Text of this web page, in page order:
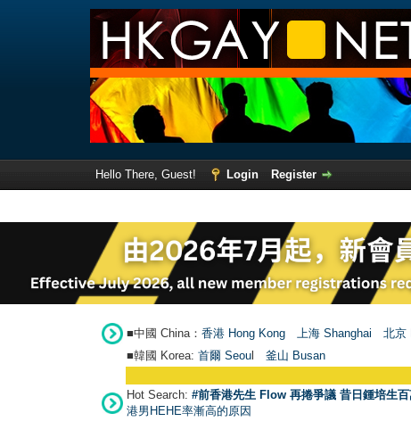
Hello There, Guest! Login
Register
■中國 China： 香港 Hong Kong 上海 Shanghai 北京
■韓國 Korea: 首爾 Seou 釜山 Busan
Hot Search: #前香港先生 Flow 再捲爭議 昔日鍾培生
港男HEHE率漸高的原因